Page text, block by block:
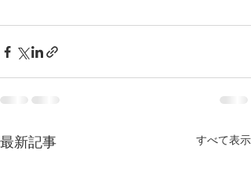
最新記事 すべて表示